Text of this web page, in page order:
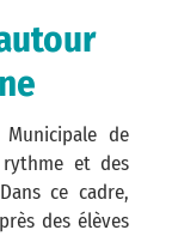
de
et des
ce cadre,
des élèves